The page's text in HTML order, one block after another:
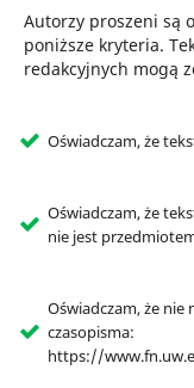
Autorzy proszeni są
poniższe kryteria.
redakcyjnych mogą
Oświadczam, że
Oświadczam, że
nie jest
Oświadczam, że
czasopisma:
https://